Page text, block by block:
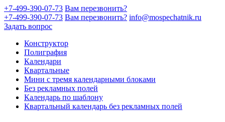
+7-499-390-07-73 Вам перезвонить?
+7-499-390-07-73 Вам перезвонить? info@mospechatnik.ru
Задать вопрос
Конструктор
Полиграфия
Календари
Квартальные
Мини с тремя календарными блоками
Без рекламных полей
Календарь по шаблону
Квартальный календарь без рекламных полей